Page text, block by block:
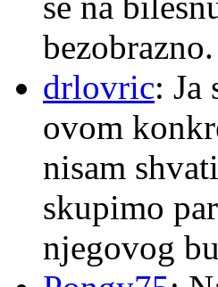
drlovric: Ja
ovom
nisam
skupimo
njegovog